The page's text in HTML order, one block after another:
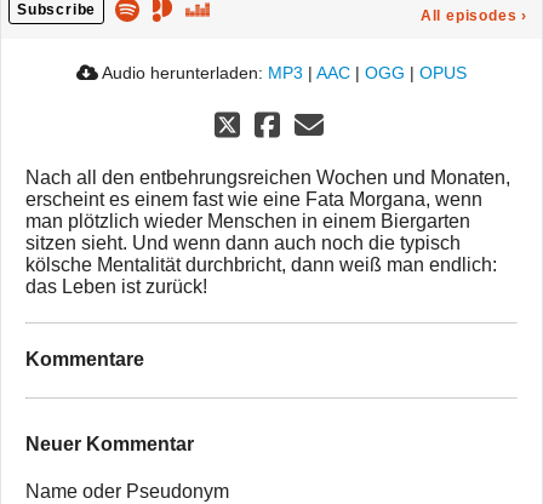
Subscribe All episodes ›
Audio herunterladen: MP3 | AAC | OGG | OPUS
Nach all den entbehrungsreichen Wochen und Monaten,
erscheint es einem fast wie eine Fata Morgana, wenn
man plötzlich wieder Menschen in einem Biergarten
sitzen sieht. Und wenn dann auch noch die typisch
kölsche Mentalität durchbricht, dann weiß man endlich:
das Leben ist zurück!
Kommentare
Neuer Kommentar
Name oder Pseudonym